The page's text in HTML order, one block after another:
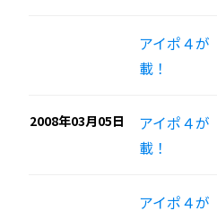
アイポ４が
載！
2008年03月05日
アイポ４
載！
アイポ４が